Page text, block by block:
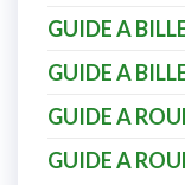
GUIDE A
GUIDE A
GUIDE A
GUIDE A